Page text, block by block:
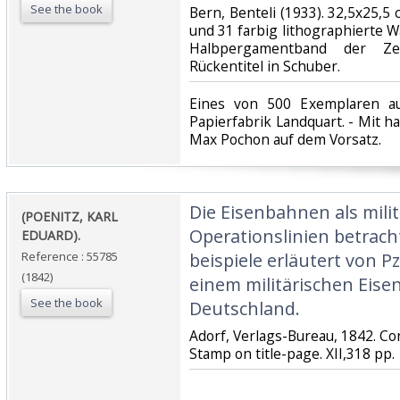
See the book
‎Bern, Benteli (1933).
und 31 farbig lithographierte
Halbpergamentband der
Rückentitel in Schuber.‎
‎Eines von 500 Exemplaren
Papierfabrik Landquart. - Mit
Max Pochon auf dem Vorsatz.‎
‎(POENITZ, KARL
EDUARD).‎
Reference : 55785
(1842)
See the book
‎Die Eisenbahnen als
Operationslinien
beispiele erläutert von
einem militärischen
Deutschland.‎
‎Adorf, Verlags-Bureau, 1842.
Stamp on title-page. XII,318 pp.‎